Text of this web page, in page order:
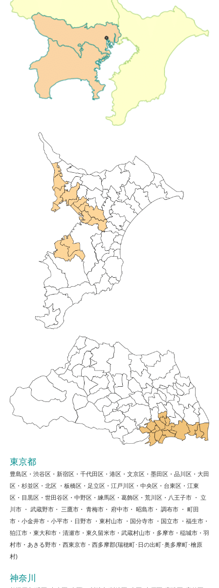
東京都
豊島区・渋谷区・新宿区・千代田区・港区・文京区・墨田区・品川区・大田
区・杉並区・北区 ・板橋区・足立区・江戸川区・中央区・台東区・江東
区・目黒区・世田谷区・中野区・練馬区・葛飾区・荒川区・八王子市 ・ 立
川市 ・ 武蔵野市・ 三鷹市・ 青梅市・ 府中市・ 昭島市・ 調布市 ・ 町田
市・小金井市・小平市・日野市 ・東村山市 ・国分寺市 ・国立市 ・福生市・
狛江市・東大和市・清瀬市・東久留米市・武蔵村山市・多摩市・稲城市・羽
村市・あきる野市・西東京市・西多摩郡(瑞穂町･日の出町･奥多摩町･檜原
村)
神奈川